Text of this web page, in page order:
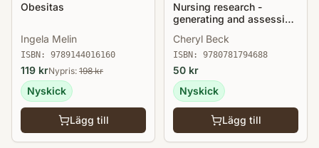
Obesitas
Ingela Melin
ISBN: 9789144016160
119 krNypris: 198kr
Nyskick
Lägg till
Nursing research -
generating and assessing
practice
Cheryl Beck
ISBN: 9780781794688
50 kr
Nyskick
Lägg till